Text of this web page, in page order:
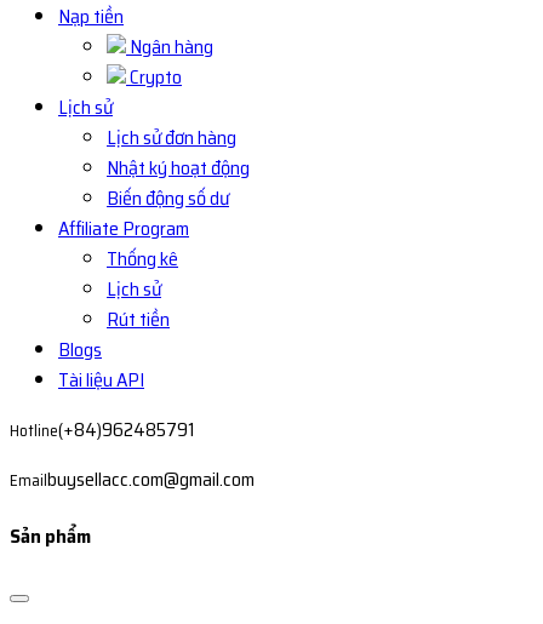
Nạp tiền
Ngân hàng
Crypto
Lịch sử
Lịch sử đơn hàng
Nhật ký hoạt động
Biến động số dư
Affiliate Program
Thống kê
Lịch sử
Rút tiền
Blogs
Tài liệu API
Hotline(+84)962485791
Emailbuysellacc.com@gmail.com
Sản phẩm